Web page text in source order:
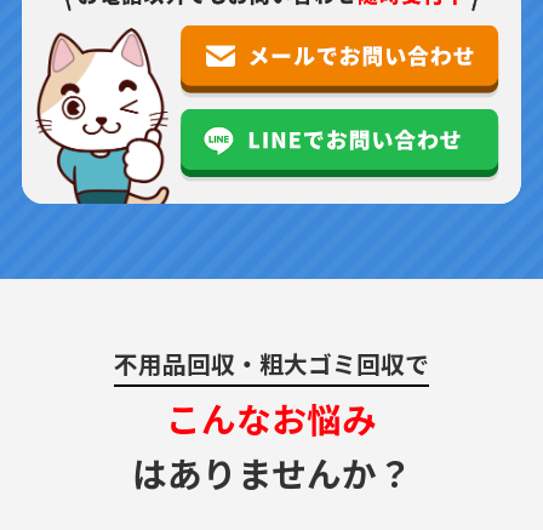
不用品回収・粗大ゴミ回収で
こんなお悩み
はありませんか？